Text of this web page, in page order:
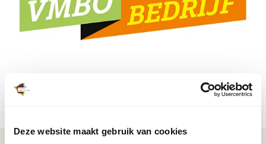
Deze website maakt gebruik van cookies